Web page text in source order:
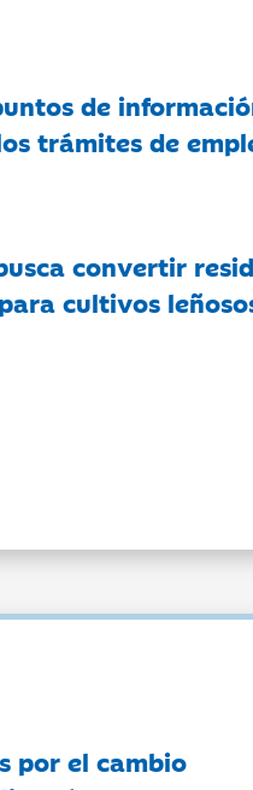
de
trámites de
convertir
cultivos
por el cambio